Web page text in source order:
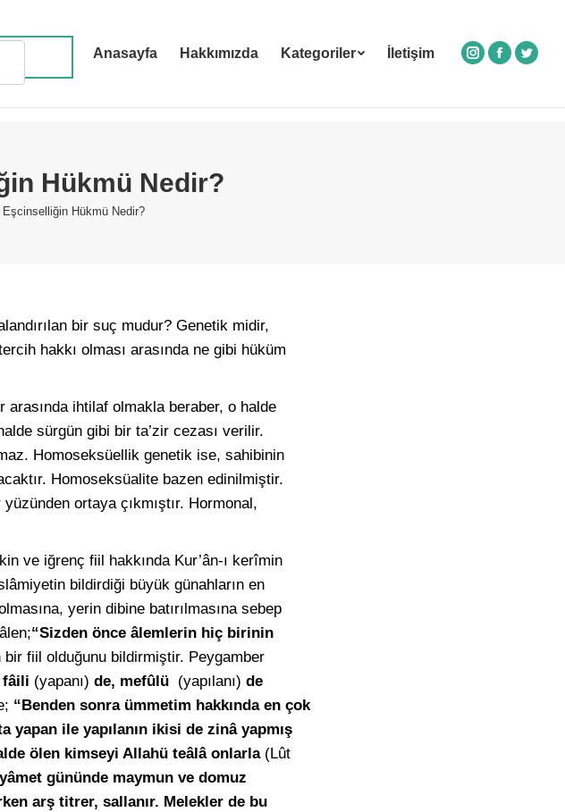
Anasayfa Hakkımızda Kategoriler İletişim
Instagram
Facebook
Hükmü Nedir?
Hükmü Nedir?
bir suç mudur? Genetik midir,
hakkı olması arasında ne gibi hüküm
arasında ihtilaf olmakla beraber, o halde
sürgün gibi bir ta’zir cezası verilir.
Homoseksüellik genetik ise, sahibinin
Homoseksüalite bazen edinilmiştir.
ortaya çıkmıştır. Hormonal,
ve iğrenç fiil hakkında Kur’ân-ı kerîmin
bildirdiği büyük günahların en
yerin dibine batırılmasına sebep
“Sizden önce âlemlerin hiç birinin
fiil olduğunu bildirmiştir. Peygamber
fâili (yapanı) de, mefûlü (yapılanı) de
“Benden sonra ümmetim hakkında en çok
yapan ile yapılanın ikisi de zinâ yapmış
ölen kimseyi Allahü teâlâ onlarla(Lût
gününde maymun ve domuz
arş titrer, sallanır. Melekler de bu